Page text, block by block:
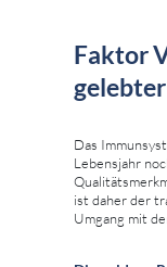
Faktor
Das
Lebensjahr
ist daher der
Umgang mit